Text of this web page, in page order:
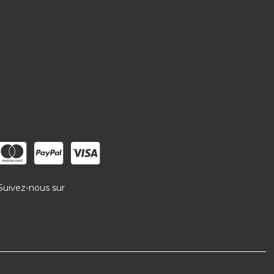
nous sur